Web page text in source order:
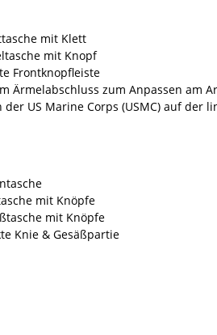
mit Klett
mit Knopf
Frontknopfleiste
Ärmelabschluss zum Anpassen am
der US Marine Corps (USMC) auf der
mit Knöpfe
mit Knöpfe
Knie & Gesäßpartie